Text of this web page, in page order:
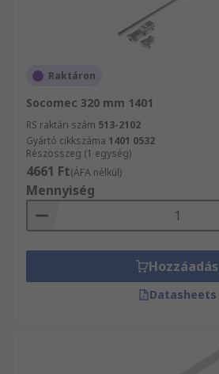
Raktáron
Socomec 320 mm 1401
RS raktári szám 513-2102
Gyártó cikkszáma 1401 0532
Részösszeg (1 egység)
4661 Ft(ÁFA nélkül)
Mennyiség
Hozzáadás
Datasheets